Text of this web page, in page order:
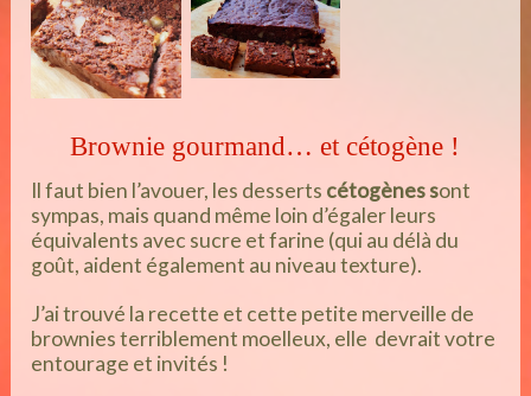
Brownie gourmand… et cétogène !
Il faut bien l’avouer, les desserts cétogènes sont
sympas, mais quand même loin d’égaler leurs
équivalents avec sucre et farine (qui au délà du
goût, aident également au niveau texture).
J’ai trouvé la recette et cette petite merveille de
brownies terriblement moelleux, elle devrait votre
entourage et invités !